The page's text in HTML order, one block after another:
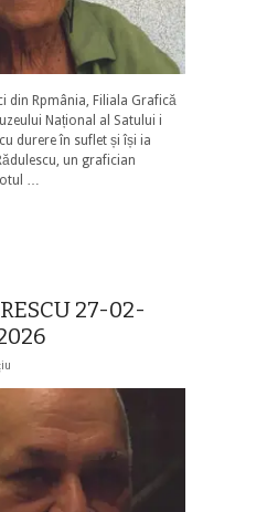
din Rpmânia, Filiala Grafică
Național al Satului i
durere în suflet și își ia
un grafician
…
27-02-